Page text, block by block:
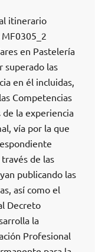
itinerario
en Pastelería
superado las
en él incluidas,
Competencias
la experiencia
vía por la que
de las
publicando las
así como el
Decreto
la
Profesional